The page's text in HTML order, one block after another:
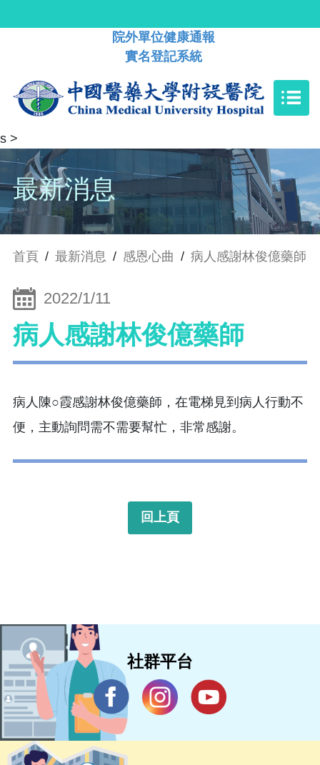
院外單位健康通報
實名登記系統
s >
最新消息
首頁 / 最新消息 / 感恩心曲 / 病人感謝林俊億藥師
2022/1/11
病人感謝林俊億藥師
病人陳○霞感謝林俊億藥師，在電梯見到病人行動不
便，主動詢問需不需要幫忙，非常感謝。
回上頁
社群平台